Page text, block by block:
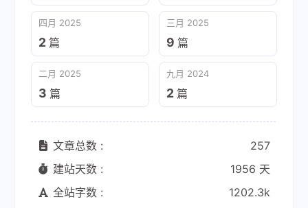
四月 2025
2 篇
三月 2025
9 篇
二月 2025
3 篇
九月 2024
2 篇
文章总数 :
257
建站天数 :
1956 天
全站字数 :
1202.3k